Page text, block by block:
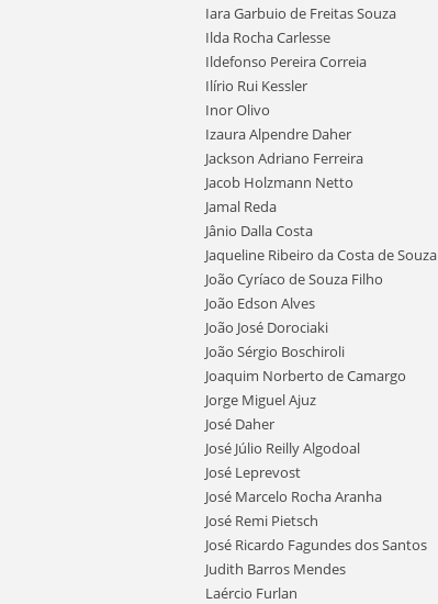
Iara Garbuio de Freitas Souza
Ilda Rocha Carlesse
Ildefonso Pereira Correia
Ilírio Rui Kessler
Inor Olivo
Izaura Alpendre Daher
Jackson Adriano Ferreira
Jacob Holzmann Netto
Jamal Reda
Jânio Dalla Costa
Jaqueline Ribeiro da Costa de Souza
João Cyríaco de Souza Filho
João Edson Alves
João José Dorociaki
João Sérgio Boschiroli
Joaquim Norberto de Camargo
Jorge Miguel Ajuz
José Daher
José Júlio Reilly Algodoal
José Leprevost
José Marcelo Rocha Aranha
José Remi Pietsch
José Ricardo Fagundes dos Santos
Judith Barros Mendes
Laércio Furlan